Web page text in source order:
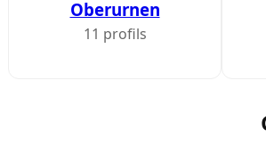
Oberurnen
11 profils